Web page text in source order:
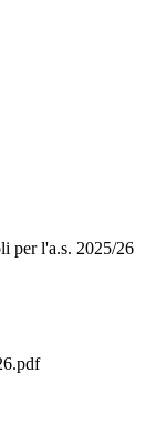
per l'a.s. 2025/26